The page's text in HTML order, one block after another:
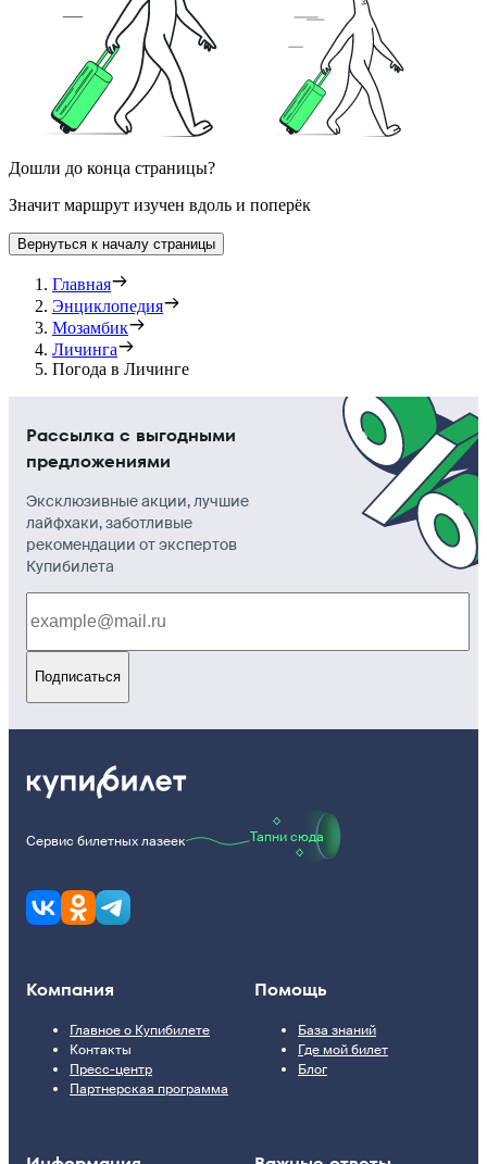
Дошли до конца страницы?
Значит маршрут изучен вдоль и поперёк
Вернуться к началу страницы
Главная
Энциклопедия
Мозамбик
Личинга
Погода в Личинге
Рассылка с выгодными
предложениями
Эксклюзивные акции, лучшие
лайфхаки, заботливые
рекомендации от экспертов
Купибилета
Подписаться
Сервис билетных лазеек Тапни сюда
Компания
Главное о Купибилете
Контакты
Пресс-центр
Партнерская программа
Помощь
База знаний
Где мой билет
Блог